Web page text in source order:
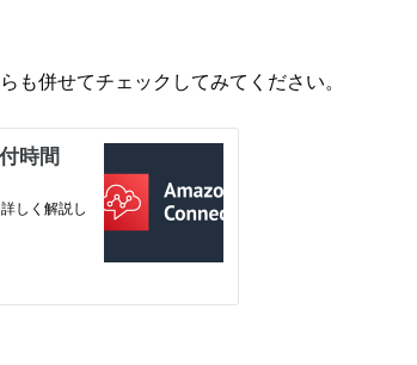
併せてチェックしてみてください。